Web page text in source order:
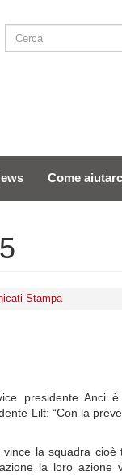
SEARCH
Come
Stampa
presidente Anci è
Lilt: “Con la
la squadra
la loro azione